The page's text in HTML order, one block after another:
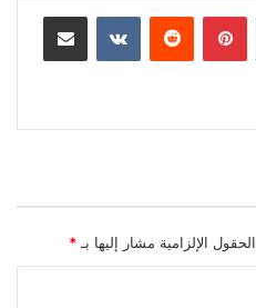
بينتيريست مشاركة عبر البريد
الحقول الإلزامية مشار إليها بـ *